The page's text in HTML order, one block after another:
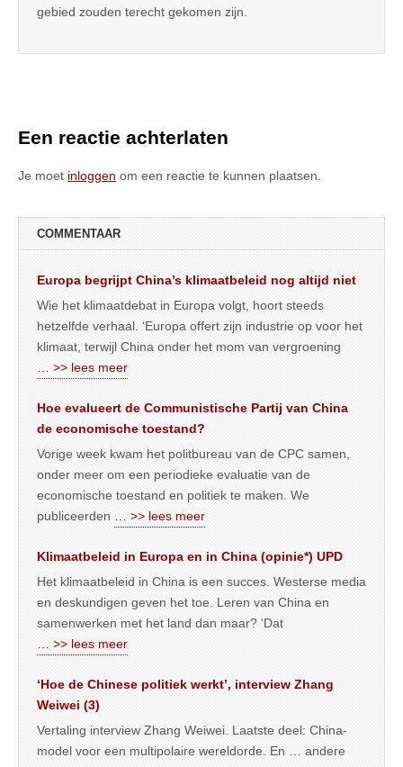
gebied zouden terecht gekomen zijn.
Een reactie achterlaten
Je moet inloggen om een reactie te kunnen plaatsen.
COMMENTAAR
Europa begrijpt China’s klimaatbeleid nog altijd niet
Wie het klimaatdebat in Europa volgt, hoort steeds
hetzelfde verhaal. ‘Europa offert zijn industrie op voor het
klimaat, terwijl China onder het mom van vergroening
… >> lees meer
Hoe evalueert de Communistische Partij van China
de economische toestand?
Vorige week kwam het politbureau van de CPC samen,
onder meer om een periodieke evaluatie van de
economische toestand en politiek te maken. We
publiceerden … >> lees meer
Klimaatbeleid in Europa en in China (opinie*) UPD
Het klimaatbeleid in China is een succes. Westerse media
en deskundigen geven het toe. Leren van China en
samenwerken met het land dan maar? ‘Dat
… >> lees meer
‘Hoe de Chinese politiek werkt’, interview Zhang
Weiwei (3)
Vertaling interview Zhang Weiwei. Laatste deel: China-
model voor een multipolaire wereldorde. En … andere